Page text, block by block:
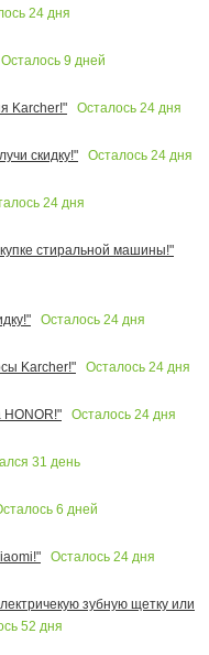
24 дня
Осталось 9 дней
Karcher!"
Осталось 24 дня
скидку!"
Осталось 24 дня
24 дня
стиральной машины!"
Осталось 24 дня
Karcher!"
Осталось 24 дня
Осталось 24 дня
31 день
6 дней
Осталось 24 дня
зубную щетку или
52 дня